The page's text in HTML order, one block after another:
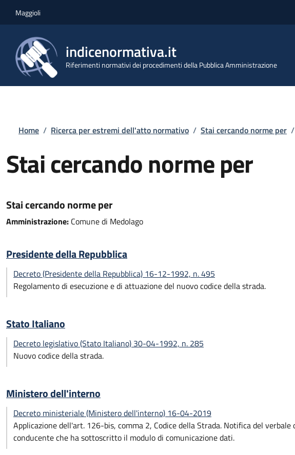
Maggioli
indicenormativa.it
Riferimenti normativi dei procedimenti della Pubblica Amministrazione
Briciole di pane
Home / Ricerca per estremi dell'atto normativo / Stai cercando norme per /
Stai cercando norme per
Stai cercando norme per
Amministrazione: Comune di Medolago
Presidente della Repubblica
Decreto (Presidente della Repubblica) 16-12-1992, n. 495
Regolamento di esecuzione e di attuazione del nuovo codice della strada.
Stato Italiano
Decreto legislativo (Stato Italiano) 30-04-1992, n. 285
Nuovo codice della strada.
Ministero dell'interno
Decreto ministeriale (Ministero dell'interno) 16-04-2019
Applicazione dell'art. 126-bis, comma 2, Codice della Strada. Notifica del
conducente che ha sottoscritto il modulo di comunicazione dati.